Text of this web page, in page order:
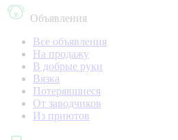
Объявления
Все объявления
На продажу
В добрые руки
Вязка
Потерявшиеся
От заводчиков
Из приютов